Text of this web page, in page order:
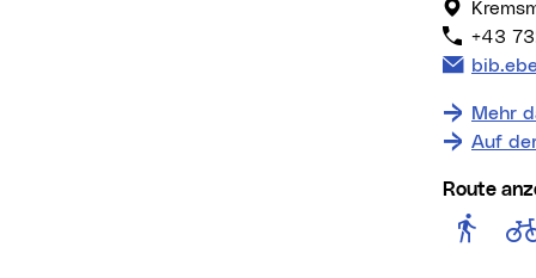
+43
E-Mail
Mehr
Auf
Route